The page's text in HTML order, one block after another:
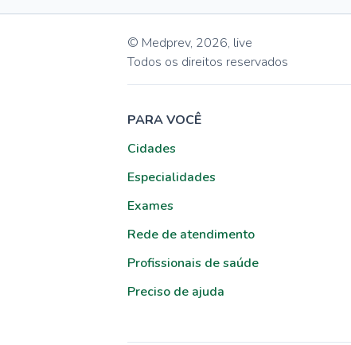
© Medprev, 2026, live
Todos os direitos reservados
PARA VOCÊ
Cidades
Especialidades
Exames
Rede de atendimento
Profissionais de saúde
Preciso de ajuda